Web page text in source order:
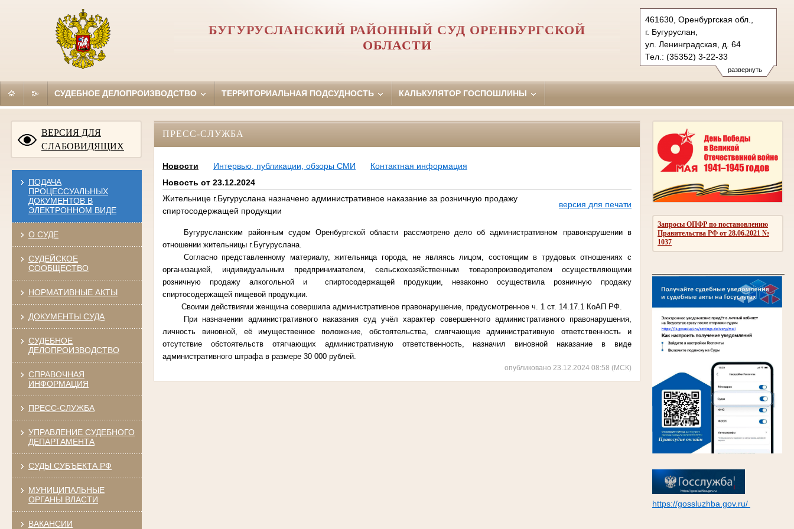
развернуть
461630, Оренбургская обл.,
г. Бугуруслан,
ул. Ленинградская, д. 64
Тел.: (35352) 3-22-33
buguruslansky.orb@sudrf.ru
БУГУРУСЛАНСКИЙ РАЙОННЫЙ СУД ОРЕНБУРГСКОЙ
ОБЛАСТИ
СУДЕБНОЕ ДЕЛОПРОИЗВОДСТВО ТЕРРИТОРИАЛЬНАЯ ПОДСУДНОСТЬ КАЛЬКУЛЯТОР ГОСПОШЛИНЫ
ВЕРСИЯ ДЛЯ
СЛАБОВИДЯЩИХ
ПОДАЧА
ПРОЦЕССУАЛЬНЫХ
ДОКУМЕНТОВ В
ЭЛЕКТРОННОМ ВИДЕ
О СУДЕ
СУДЕЙСКОЕ
СООБЩЕСТВО
НОРМАТИВНЫЕ АКТЫ
ДОКУМЕНТЫ СУДА
СУДЕБНОЕ
ДЕЛОПРОИЗВОДСТВО
СПРАВОЧНАЯ
ИНФОРМАЦИЯ
ПРЕСС-СЛУЖБА
УПРАВЛЕНИЕ СУДЕБНОГО
ДЕПАРТАМЕНТА
СУДЫ СУБЪЕКТА РФ
МУНИЦИПАЛЬНЫЕ
ОРГАНЫ ВЛАСТИ
ВАКАНСИИ
Запросы ОПФР по постановлению
Правительства РФ от 28.06.2021 №
1037
https://gossluzhba.gov.ru/
ПРЕСС-СЛУЖБА
Новости Интервью, публикации, обзоры СМИ
Контактная информация
Новость от 23.12.2024
Жительнице г.Бугуруслана назначено административное наказание за розничную продажу
спиртосодержащей продукции
версия для печати
Бугурусланским районным судом Оренбургской области рассмотрено дело об административном правонарушении в
отношении жительницы г.Бугуруслана.
Согласно представленному материалу, жительница города, не являясь лицом, состоящим в трудовых отношениях с
организацией, индивидуальным предпринимателем, сельскохозяйственным товаропроизводителем осуществляющими
розничную продажу алкогольной и спиртосодержащей продукции, незаконно осуществила розничную продажу
спиртосодержащей пищевой продукции.
Своими действиями женщина совершила административное правонарушение, предусмотренное ч. 1 ст. 14.17.1 КоАП РФ.
При назначении административного наказания суд учёл характер совершенного административного правонарушения,
личность виновной, её имущественное положение, обстоятельства, смягчающие административную ответственность и
отсутствие обстоятельств отягчающих административную ответственность, назначил виновной наказание в виде
административного штрафа в размере 30 000 рублей.
опубликовано 23.12.2024 08:58 (МСК)